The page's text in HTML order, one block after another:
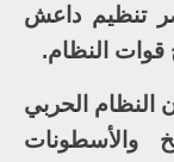
تنظيم داعش
الحربي
والأسطونات